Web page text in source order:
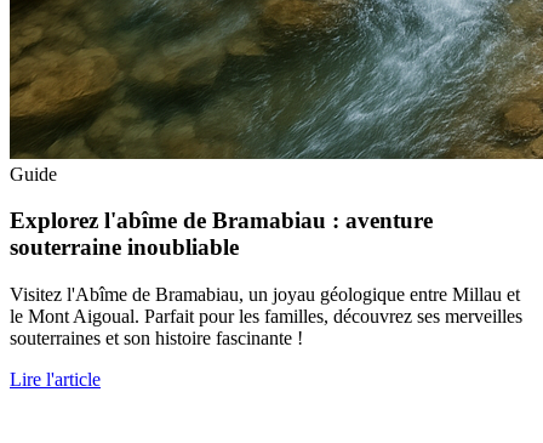
Guide
Explorez l'abîme de Bramabiau : aventure
souterraine inoubliable
Visitez l'Abîme de Bramabiau, un joyau géologique entre Millau et
le Mont Aigoual. Parfait pour les familles, découvrez ses merveilles
souterraines et son histoire fascinante !
Lire l'article